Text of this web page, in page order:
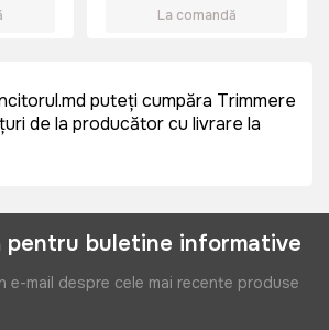
La comandă
puteți cumpăra Trimmere
de la producător cu livrare la
pentru buletine informative
e-mail despre cele mai recente produse